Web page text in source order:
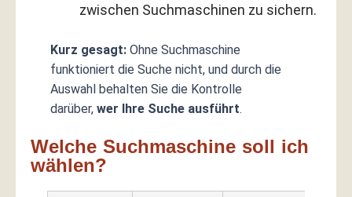
zwischen Suchmaschinen zu sichern.
Kurz gesagt: Ohne Suchmaschine
funktioniert die Suche nicht, und durch die
Auswahl behalten Sie die Kontrolle
darüber, wer Ihre Suche ausführt.
Welche Suchmaschine soll ich
wählen?